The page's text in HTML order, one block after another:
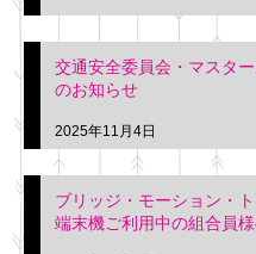
交通安全委員会・マスター
のお知らせ
2025年11月4日
ブリッジ・モーション・ト
端末機ご利用中の組合員